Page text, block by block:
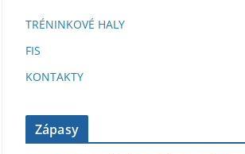
TRÉNINKOVÉ HALY
FIS
KONTAKTY
Zápasy